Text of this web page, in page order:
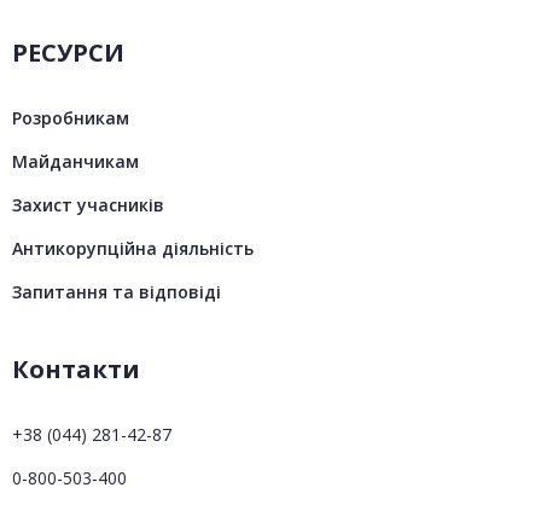
РЕСУРСИ
Розробникам
Майданчикам
Захист учасників
Антикорупційна діяльність
Запитання та відповіді
Контакти
+38 (044) 281-42-87
0-800-503-400